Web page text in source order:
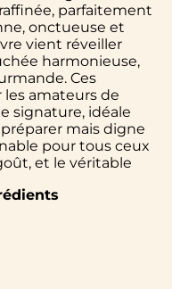
parfaitement
onctueuse et
vient réveiller
harmonieuse,
Ces
amateurs de
signature, idéale
mais digne
pour tous ceux
et le véritable